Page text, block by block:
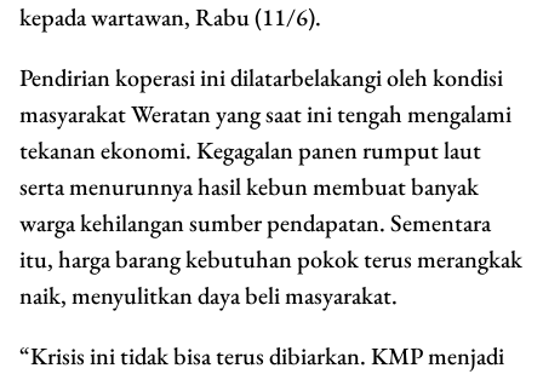
kepada wartawan, Rabu (11/6).
Pendirian koperasi ini dilatarbelakangi oleh kondisi
masyarakat Weratan yang saat ini tengah mengalami
tekanan ekonomi. Kegagalan panen rumput laut
serta menurunnya hasil kebun membuat banyak
warga kehilangan sumber pendapatan. Sementara
itu, harga barang kebutuhan pokok terus merangkak
naik, menyulitkan daya beli masyarakat.
“Krisis ini tidak bisa terus dibiarkan. KMP menjadi